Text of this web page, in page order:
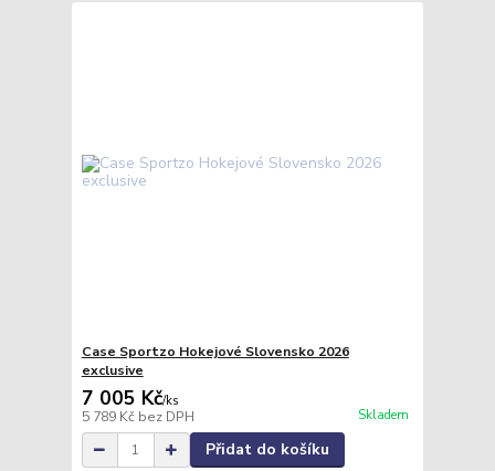
Case Sportzo Hokejové Slovensko 2026
exclusive
7 005 Kč/ks
5 789 Kč bez DPH Skladem
Přidat do košíku